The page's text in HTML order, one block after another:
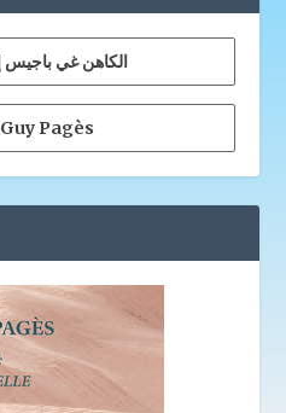
الكاهن غي باجيس
Pagès